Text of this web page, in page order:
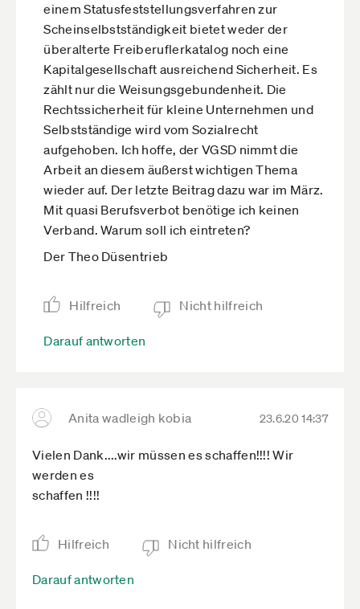
einem Statusfeststellungsverfahren zur
Scheinselbstständigkeit bietet weder der
überalterte Freiberuflerkatalog noch eine
Kapitalgesellschaft ausreichend Sicherheit. Es
zählt nur die Weisungsgebundenheit. Die
Rechtssicherheit für kleine Unternehmen und
Selbstständige wird vom Sozialrecht
aufgehoben. Ich hoffe, der VGSD nimmt die
Arbeit an diesem äußerst wichtigen Thema
wieder auf. Der letzte Beitrag dazu war im März.
Mit quasi Berufsverbot benötige ich keinen
Verband. Warum soll ich eintreten?
Der Theo Düsentrieb
Hilfreich Nicht hilfreich
Darauf antworten
Anita wadleigh kobia 23.6.20 14:37
Vielen Dank....wir müssen es schaffen!!!! Wir
werden es
schaffen !!!!
Hilfreich Nicht hilfreich
Darauf antworten